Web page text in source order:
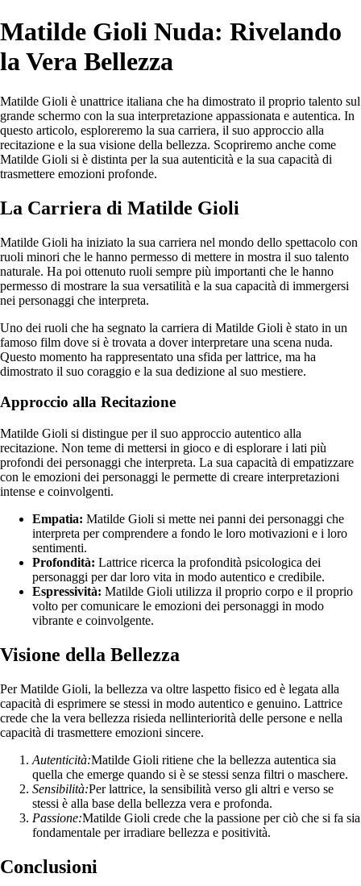
Matilde Gioli Nuda: Rivelando
la Vera Bellezza
Matilde Gioli è unattrice italiana che ha dimostrato il proprio talento sul
grande schermo con la sua interpretazione appassionata e autentica. In
questo articolo, esploreremo la sua carriera, il suo approccio alla
recitazione e la sua visione della bellezza. Scopriremo anche come
Matilde Gioli si è distinta per la sua autenticità e la sua capacità di
trasmettere emozioni profonde.
La Carriera di Matilde Gioli
Matilde Gioli ha iniziato la sua carriera nel mondo dello spettacolo con
ruoli minori che le hanno permesso di mettere in mostra il suo talento
naturale. Ha poi ottenuto ruoli sempre più importanti che le hanno
permesso di mostrare la sua versatilità e la sua capacità di immergersi
nei personaggi che interpreta.
Uno dei ruoli che ha segnato la carriera di Matilde Gioli è stato in un
famoso film dove si è trovata a dover interpretare una scena nuda.
Questo momento ha rappresentato una sfida per lattrice, ma ha
dimostrato il suo coraggio e la sua dedizione al suo mestiere.
Approccio alla Recitazione
Matilde Gioli si distingue per il suo approccio autentico alla
recitazione. Non teme di mettersi in gioco e di esplorare i lati più
profondi dei personaggi che interpreta. La sua capacità di empatizzare
con le emozioni dei personaggi le permette di creare interpretazioni
intense e coinvolgenti.
Empatia: Matilde Gioli si mette nei panni dei personaggi che
interpreta per comprendere a fondo le loro motivazioni e i loro
sentimenti.
Profondità: Lattrice ricerca la profondità psicologica dei
personaggi per dar loro vita in modo autentico e credibile.
Espressività: Matilde Gioli utilizza il proprio corpo e il proprio
volto per comunicare le emozioni dei personaggi in modo
vibrante e coinvolgente.
Visione della Bellezza
Per Matilde Gioli, la bellezza va oltre laspetto fisico ed è legata alla
capacità di esprimere se stessi in modo autentico e genuino. Lattrice
crede che la vera bellezza risieda nellinteriorità delle persone e nella
capacità di trasmettere emozioni sincere.
Autenticità:Matilde Gioli ritiene che la bellezza autentica sia
quella che emerge quando si è se stessi senza filtri o maschere.
Sensibilità:Per lattrice, la sensibilità verso gli altri e verso se
stessi è alla base della bellezza vera e profonda.
Passione:Matilde Gioli crede che la passione per ciò che si fa sia
fondamentale per irradiare bellezza e positività.
Conclusioni